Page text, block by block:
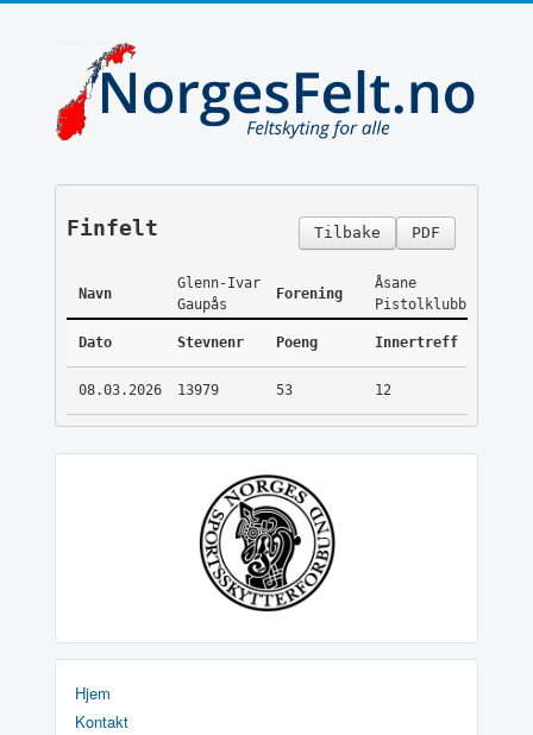
PDF
Tilbake
Finfelt
Navn
Glenn-Ivar
Gaupås
Forening
Åsane
Pistolklubb
Dato Stevnenr Poeng Innertreff
08.03.2026 13979 53 12
Hjem
Kontakt